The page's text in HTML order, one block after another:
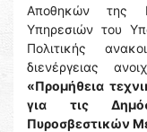
Αποθηκών της
Υπηρεσιών του
Πολιτικής
διενέργειας
«Προμήθεια
για τις
Πυροσβεστικών